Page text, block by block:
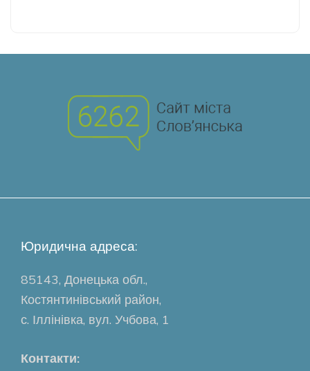
Юридична адреса:
85143, Донецька обл.,
Костянтинівський район,
с. Іллінівка, вул. Учбова, 1
Контакти: